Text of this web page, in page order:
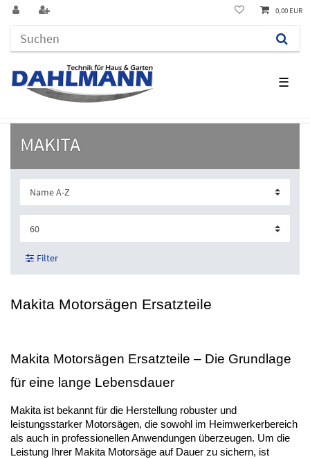
☰
0,00 EUR
MAKITA
Filter
Makita Motorsägen Ersatzteile
Makita Motorsägen Ersatzteile – Die Grundlage
für eine lange Lebensdauer
Makita ist bekannt für die Herstellung robuster und
leistungsstarker Motorsägen, die sowohl im Heimwerkerbereich
als auch in professionellen Anwendungen überzeugen. Um die
Leistung Ihrer Makita Motorsäge auf Dauer zu sichern, ist